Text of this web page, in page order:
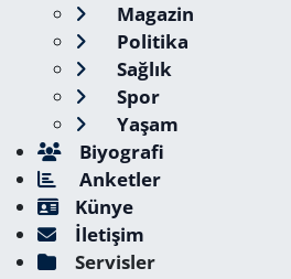
Magazin
Politika
Sağlık
Spor
Yaşam
Biyografi
Anketler
Künye
İletişim
Servisler